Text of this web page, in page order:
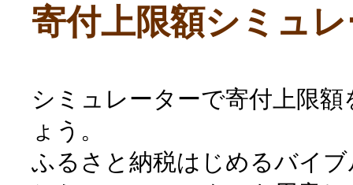
寄付上限額シミュ
シミュレーターで寄付上限
ょう。
ふるさと納税はじめるバイ